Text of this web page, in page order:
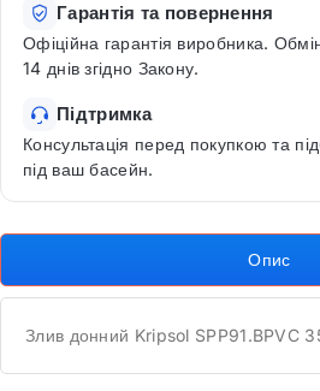
Гарантія та повернення
Офіційна гарантія виробника.
14 днів згідно Закону.
Підтримка
Консультація перед покупкою та
під ваш басейн.
Опис
Злив донний Kripsol SPP91.BPVC